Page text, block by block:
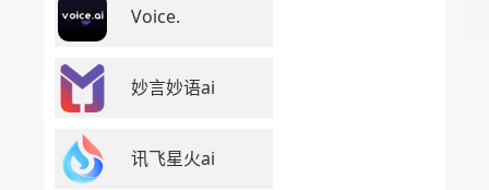
Voice.
妙言妙语ai
讯飞星火ai